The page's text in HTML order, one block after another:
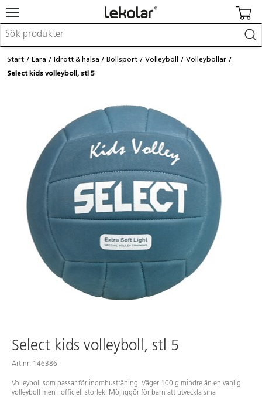
Möbler & inredning
Lekplatsutrustning & utemiljö
Barnvagnar & småbarnsartiklar
Skolförbrukning & kontorsmaterial
Logga in / Registrera dig
Hitta din säljare
Kontakta Lekolar
Start Lära Idrott & hälsa Bollsport Volleyboll
Volleybollar
Select kids volleyboll, stl 5
Select kids volleyboll, stl 5
Art.nr: 146386
Volleyboll som passar för inomhusträning. Väger 100 g mindre än en vanlig
volleyboll men i officiell storlek. Möjliggör för barn att utveckla sina